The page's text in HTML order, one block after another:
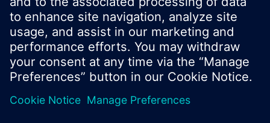
© Siemens Switzerland Ltd. 2017
Portfolio výrobků a ceny se mohou pro každou